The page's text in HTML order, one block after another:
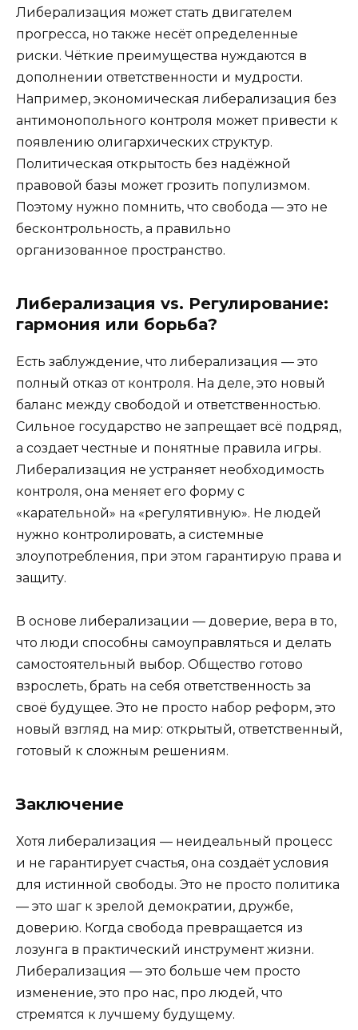
Либерализация может стать двигателем
прогресса, но также несёт определенные
риски. Чёткие преимущества нуждаются в
дополнении ответственности и мудрости.
Например, экономическая либерализация без
антимонопольного контроля может привести к
появлению олигархических структур.
Политическая открытость без надёжной
правовой базы может грозить популизмом.
Поэтому нужно помнить, что свобода — это не
бесконтрольность, а правильно
организованное пространство.
Либерализация vs. Регулирование:
гармония или борьба?
Есть заблуждение, что либерализация — это
полный отказ от контроля. На деле, это новый
баланс между свободой и ответственностью.
Сильное государство не запрещает всё подряд,
а создает честные и понятные правила игры.
Либерализация не устраняет необходимость
контроля, она меняет его форму с
«карательной» на «регулятивную». Не людей
нужно контролировать, а системные
злоупотребления, при этом гарантирую права и
защиту.
В основе либерализации — доверие, вера в то,
что люди способны самоуправляться и делать
самостоятельный выбор. Общество готово
взрослеть, брать на себя ответственность за
своё будущее. Это не просто набор реформ, это
новый взгляд на мир: открытый, ответственный,
готовый к сложным решениям.
Заключение
Хотя либерализация — неидеальный процесс
и не гарантирует счастья, она создаёт условия
для истинной свободы. Это не просто политика
— это шаг к зрелой демократии, дружбе,
доверию. Когда свобода превращается из
лозунга в практический инструмент жизни.
Либерализация — это больше чем просто
изменение, это про нас, про людей, что
стремятся к лучшему будущему.